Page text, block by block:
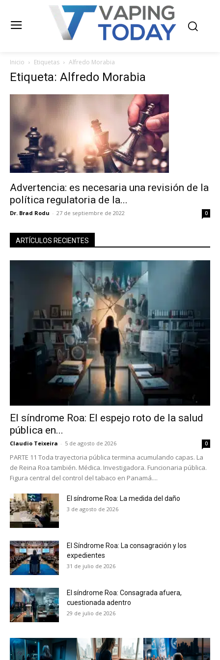
No te pierdas de las
Suscríbete a nuestro boletín diario y
Inicio Etiquetas Alfredo Morabia
Etiqueta: Alfredo Morabia
Advertencia: es necesaria una revisión de la
política regulatoria de la...
Dr. Brad Rodu - 27 de septiembre de 2022 0
ARTÍCULOS RECIENTES
El síndrome Roa: El espejo roto de la salud
pública en...
Claudio Teixeira - 5 de agosto de 2026 0
PARTE 11 Toda trayectoria pública termina acumulando capas. La
de Reina Roa también. Médica. Investigadora. Funcionaria pública.
Figura central del control del tabaco en Panamá....
El síndrome Roa: La medida del daño
3 de agosto de 2026
El Síndrome Roa: La consagración y los
expedientes
31 de julio de 2026
El síndrome Roa: Consagrada afuera,
cuestionada adentro
29 de julio de 2026